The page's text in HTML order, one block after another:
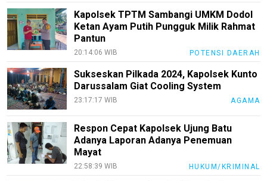
Kapolsek TPTM Sambangi UMKM Dodol
Ketan Ayam Putih Pungguk Milik Rahmat
Pantun
20:14:06 WIB POTENSI DAERAH
Sukseskan Pilkada 2024, Kapolsek Kunto
Darussalam Giat Cooling System
23:17:17 WIB AGAMA
Respon Cepat Kapolsek Ujung Batu
Adanya Laporan Adanya Penemuan
Mayat
22:58:39 WIB HUKUM/KRIMINAL
Loker
InfoKepri
Bisnis
Sehat
PotensiRohil
LabuhanBatu
Info